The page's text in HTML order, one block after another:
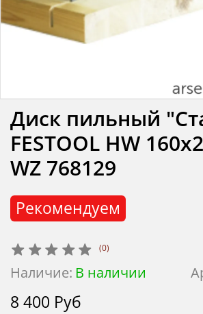
(0)
Наличие: В наличии
Рекомендуем
Диск пильный
FESTOOL HW
WZ 768129
8 400 Руб